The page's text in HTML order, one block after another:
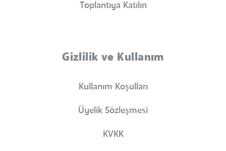
Toplantıya Katılın
Gizlilik ve Kullanım
Kullanım Koşulları
Üyelik Sözleşmesi
KVKK